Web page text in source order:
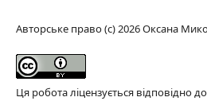
Авторське право (c) 2026 Оксана
Ця робота ліцензується відповідно до